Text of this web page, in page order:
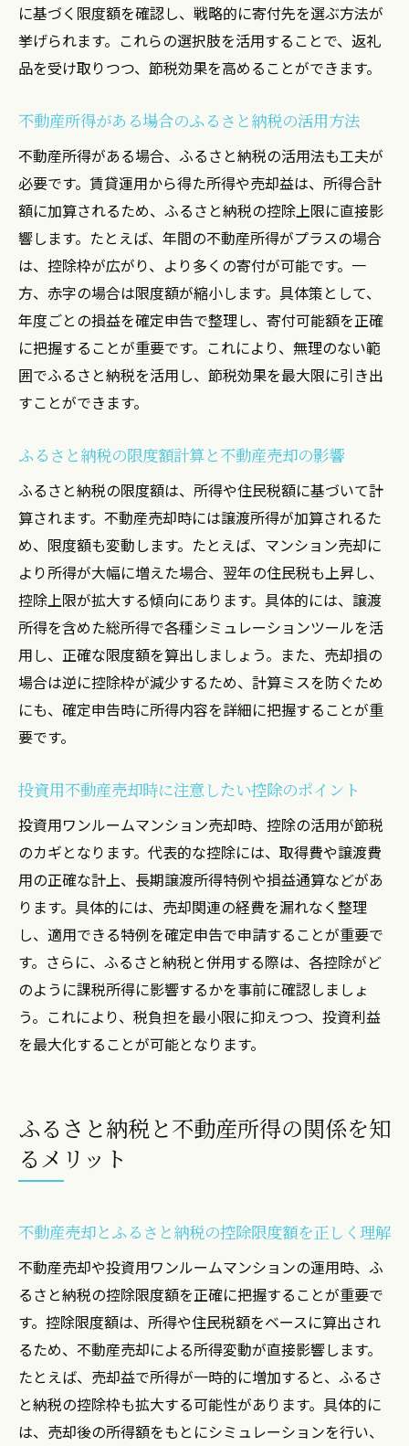
に基づく限度額を確認し、戦略的に寄付先を選ぶ方法が
挙げられます。これらの選択肢を活用することで、返礼
品を受け取りつつ、節税効果を高めることができます。
不動産所得がある場合のふるさと納税の活用方法
不動産所得がある場合、ふるさと納税の活用法も工夫が
必要です。賃貸運用から得た所得や売却益は、所得合計
額に加算されるため、ふるさと納税の控除上限に直接影
響します。たとえば、年間の不動産所得がプラスの場合
は、控除枠が広がり、より多くの寄付が可能です。一
方、赤字の場合は限度額が縮小します。具体策として、
年度ごとの損益を確定申告で整理し、寄付可能額を正確
に把握することが重要です。これにより、無理のない範
囲でふるさと納税を活用し、節税効果を最大限に引き出
すことができます。
ふるさと納税の限度額計算と不動産売却の影響
ふるさと納税の限度額は、所得や住民税額に基づいて計
算されます。不動産売却時には譲渡所得が加算されるた
め、限度額も変動します。たとえば、マンション売却に
より所得が大幅に増えた場合、翌年の住民税も上昇し、
控除上限が拡大する傾向にあります。具体的には、譲渡
所得を含めた総所得で各種シミュレーションツールを活
用し、正確な限度額を算出しましょう。また、売却損の
場合は逆に控除枠が減少するため、計算ミスを防ぐため
にも、確定申告時に所得内容を詳細に把握することが重
要です。
投資用不動産売却時に注意したい控除のポイント
投資用ワンルームマンション売却時、控除の活用が節税
のカギとなります。代表的な控除には、取得費や譲渡費
用の正確な計上、長期譲渡所得特例や損益通算などがあ
ります。具体的には、売却関連の経費を漏れなく整理
し、適用できる特例を確定申告で申請することが重要で
す。さらに、ふるさと納税と併用する際は、各控除がど
のように課税所得に影響するかを事前に確認しましょ
う。これにより、税負担を最小限に抑えつつ、投資利益
を最大化することが可能となります。
ふるさと納税と不動産所得の関係を知
るメリット
不動産売却とふるさと納税の控除限度額を正しく理解
不動産売却や投資用ワンルームマンションの運用時、ふ
るさと納税の控除限度額を正確に把握することが重要で
す。控除限度額は、所得や住民税額をベースに算出され
るため、不動産売却による所得変動が直接影響します。
たとえば、売却益で所得が一時的に増加すると、ふるさ
と納税の控除枠も拡大する可能性があります。具体的に
は、売却後の所得額をもとにシミュレーションを行い、